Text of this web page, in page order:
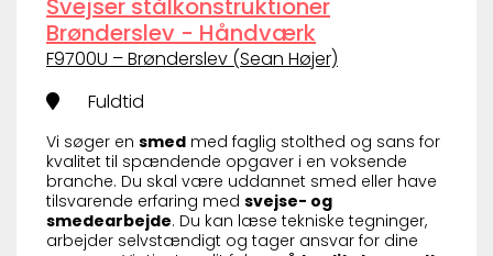
Svejser stålkonstruktioner
Brønderslev - Håndværk
F9700U – Brønderslev (Sean Højer)
Fuldtid
Vi søger en smed med faglig stolthed og sans for
kvalitet til spændende opgaver i en voksende
branche. Du skal være uddannet smed eller have
tilsvarende erfaring med svejse- og
smedearbejde. Du kan læse tekniske tegninger,
arbejder selvstændigt og tager ansvar for dine